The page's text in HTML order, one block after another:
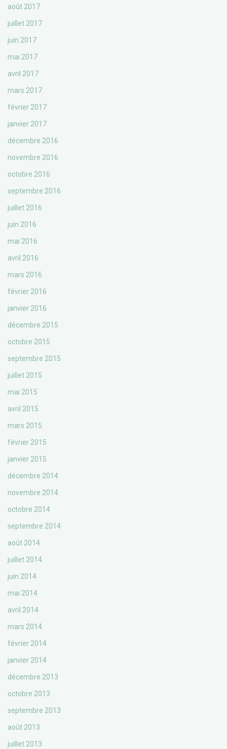
août 2017
juillet 2017
juin 2017
mai 2017
avril 2017
mars 2017
février 2017
janvier 2017
décembre 2016
novembre 2016
octobre 2016
septembre 2016
juillet 2016
juin 2016
mai 2016
avril 2016
mars 2016
février 2016
janvier 2016
décembre 2015
octobre 2015
septembre 2015
juillet 2015
mai 2015
avril 2015
mars 2015
février 2015
janvier 2015
décembre 2014
novembre 2014
octobre 2014
septembre 2014
août 2014
juillet 2014
juin 2014
mai 2014
avril 2014
mars 2014
février 2014
janvier 2014
décembre 2013
octobre 2013
septembre 2013
août 2013
juillet 2013